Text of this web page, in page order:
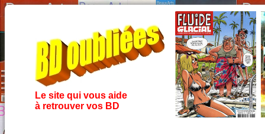
Le site qui vous aide
à retrouver vos BD